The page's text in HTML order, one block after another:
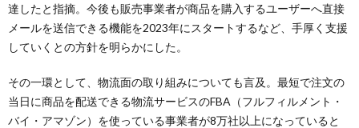
達したと指摘。今後も販売事業者が商品を購入するユーザーへ直接
メールを送信できる機能を2023年にスタートするなど、手厚く支援
していくとの方針を明らかにした。
その一環として、物流面の取り組みについても言及。最短で注文の
当日に商品を配送できる物流サービスのFBA（フルフィルメント・
バイ・アマゾン）を使っている事業者が8万社以上になっていると